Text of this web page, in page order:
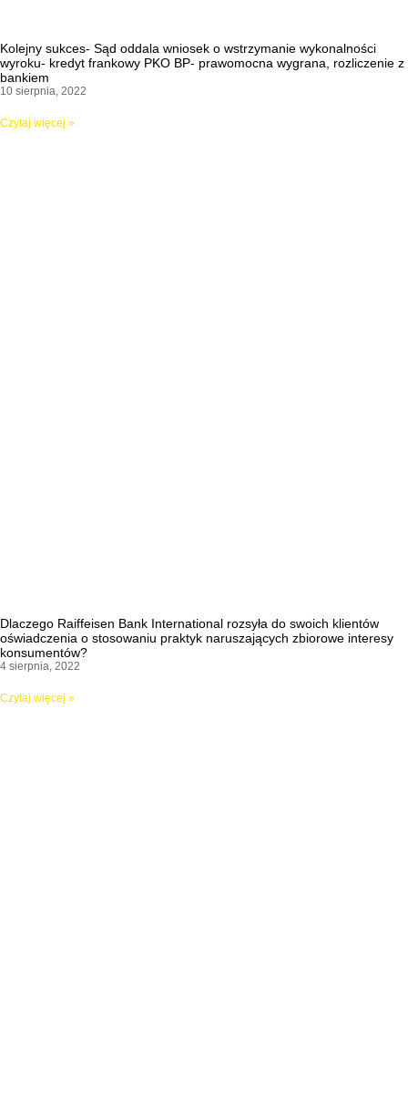
Kolejny sukces- Sąd oddala wniosek o wstrzymanie wykonalności
wyroku- kredyt frankowy PKO BP- prawomocna wygrana, rozliczenie z
bankiem
10 sierpnia, 2022
Czytaj więcej »
Dlaczego Raiffeisen Bank International rozsyła do swoich klientów
oświadczenia o stosowaniu praktyk naruszających zbiorowe interesy
konsumentów?
4 sierpnia, 2022
Czytaj więcej »